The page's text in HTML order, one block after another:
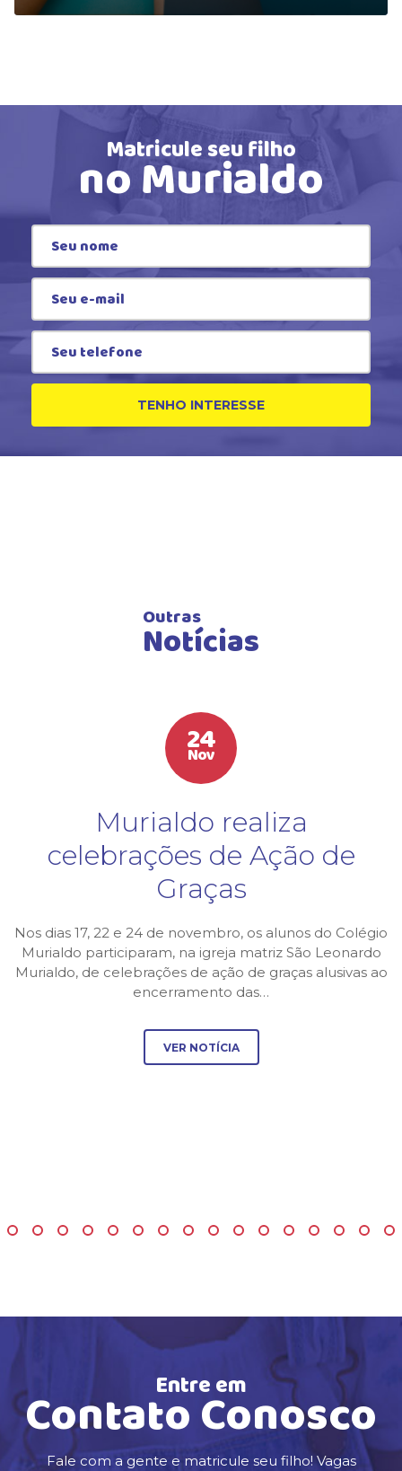
Matricule seu filho
no Murialdo
TENHO INTERESSE
Outras
Notícias
24
Nov
Murialdo realiza
celebrações de Ação de
Graças
Nos dias 17, 22 e 24 de novembro, os alunos do Colégio
Murialdo participaram, na igreja matriz São Leonardo
Murialdo, de celebrações de ação de graças alusivas ao
encerramento das…
VER NOTÍCIA
Entre em
Contato Conosco
Fale com a gente e matricule seu filho! Vagas